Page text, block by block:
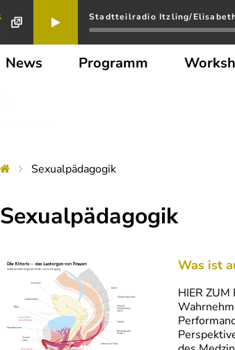
Stadtteilradio Itzling/
News Programm
Sexualpädagogik
Sexualpädagogik
Was ist
HIER